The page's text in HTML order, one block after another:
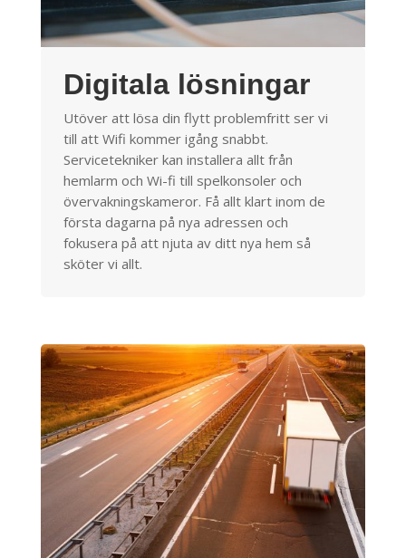
Digitala lösningar
Utöver att lösa din flytt problemfritt ser vi
till att Wifi kommer igång snabbt.
Servicetekniker kan installera allt från
hemlarm och Wi-fi till spelkonsoler och
övervakningskameror. Få allt klart inom de
första dagarna på nya adressen och
fokusera på att njuta av ditt nya hem så
sköter vi allt.